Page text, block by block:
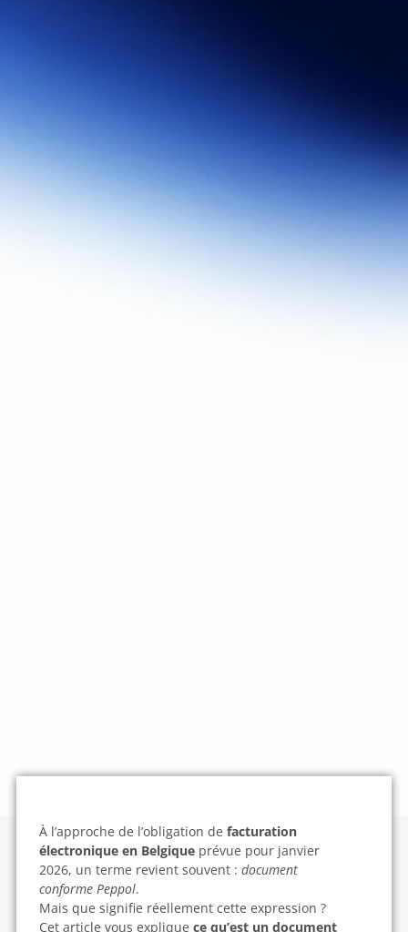
À l’approche de l’obligation de facturation
électronique en Belgiqueprévue pour janvier
2026, un terme revient souvent : document
conforme Peppol.
Mais que signifie réellement cette expression ?
Cet article vous explique ce qu’est un document